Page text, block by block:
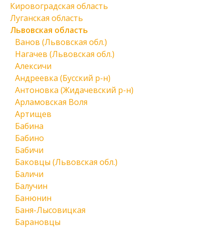
Кировоградская область
Луганская область
Львовская область
Ванов (Львовская обл.)
Нагачев (Львовская обл.)
Алексичи
Андреевка (Бусский р-н)
Антоновка (Жидачевский р-н)
Арламовская Воля
Артищев
Бабина
Бабино
Бабичи
Баковцы (Львовская обл.)
Баличи
Балучин
Банюнин
Баня-Лысовицкая
Барановцы